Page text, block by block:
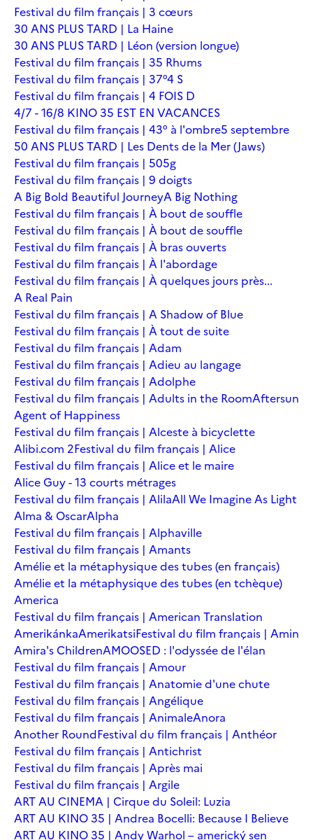
Festival du film français | 3 cœurs
30 ANS PLUS TARD | La Haine
30 ANS PLUS TARD | Léon (version longue)
Festival du film français | 35 Rhums
Festival du film français | 37°4 S
Festival du film français | 4 FOIS D
4/7 - 16/8 KINO 35 EST EN VACANCES
Festival du film français | 43° à l'ombre5 septembre
50 ANS PLUS TARD | Les Dents de la Mer (Jaws)
Festival du film français | 505g
Festival du film français | 9 doigts
A Big Bold Beautiful JourneyA Big Nothing
Festival du film français | À bout de souffle
Festival du film français | À bout de souffle
Festival du film français | À bras ouverts
Festival du film français | À l'abordage
Festival du film français | À quelques jours près...
A Real Pain
Festival du film français | A Shadow of Blue
Festival du film français | À tout de suite
Festival du film français | Adam
Festival du film français | Adieu au langage
Festival du film français | Adolphe
Festival du film français | Adults in the RoomAftersun
Agent of Happiness
Festival du film français | Alceste à bicyclette
Alibi.com 2Festival du film français | Alice
Festival du film français | Alice et le maire
Alice Guy - 13 courts métrages
Festival du film français | AlilaAll We Imagine As Light
Alma & OscarAlpha
Festival du film français | Alphaville
Festival du film français | Amants
Amélie et la métaphysique des tubes (en français)
Amélie et la métaphysique des tubes (en tchèque)
America
Festival du film français | American Translation
AmerikánkaAmerikatsiFestival du film français | Amin
Amira's ChildrenAMOOSED : l'odyssée de l'élan
Festival du film français | Amour
Festival du film français | Anatomie d'une chute
Festival du film français | Angélique
Festival du film français | AnimaleAnora
Another RoundFestival du film français | Anthéor
Festival du film français | Antichrist
Festival du film français | Après mai
Festival du film français | Argile
ART AU CINEMA | Cirque du Soleil: Luzia
ART AU KINO 35 | Andrea Bocelli: Because I Believe
ART AU KINO 35 | Andy Warhol – americký sen